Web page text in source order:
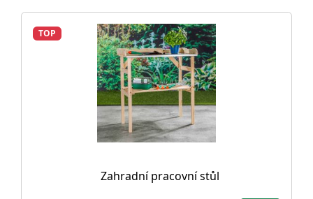
TOP
Zahradní pracovní stůl